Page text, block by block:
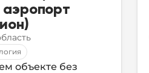
объекте без